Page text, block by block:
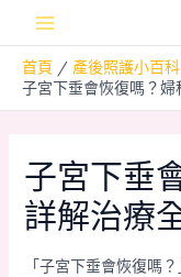
Menu
首頁
產後照護小百科
子宮下垂會恢復嗎？
子宮下垂
詳解治療
「子宮下垂會恢復嗎